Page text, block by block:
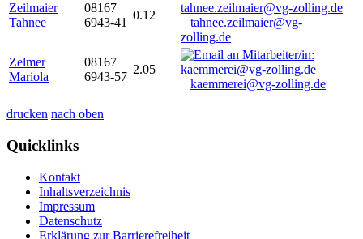
Zeilmaier
Tahnee
08167
6943-41
0.12
tahnee.zeilmaier@vg-
zolling.de
Zelmer
Mariola
08167
6943-57
2.05
kaemmerei@vg-zolling.de
drucken nach oben
Quicklinks
Kontakt
Inhaltsverzeichnis
Impressum
Datenschutz
Erklärung zur Barrierefreiheit